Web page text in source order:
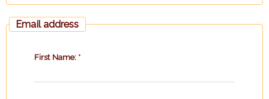
Email address
First Name: *